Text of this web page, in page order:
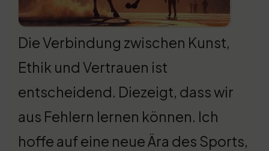
Die Verbindung zwischen Kunst,
Ethik und Vertrauen ist
entscheidend. Diezeigt, dass wir
aus Fehlern lernen können. Ich
hoffe auf eine neue Ära des Sports,